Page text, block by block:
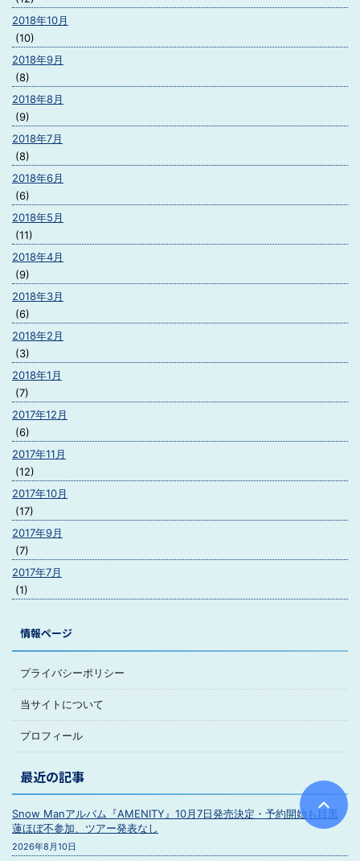
2018年10月
(10)
2018年9月
(8)
2018年8月
(9)
2018年7月
(8)
2018年6月
(6)
2018年5月
(11)
2018年4月
(9)
2018年3月
(6)
2018年2月
(3)
2018年1月
(7)
2017年12月
(6)
2017年11月
(12)
2017年10月
(17)
2017年9月
(7)
2017年7月
(1)
情報ページ
プライバシーポリシー
当サイトについて
プロフィール
最近の記事
Snow Manアルバム『AMENITY』10月7日発売決定・予約開始も目黒
蓮ほぼ不参加、ツアー発表なし
2026年8月10日